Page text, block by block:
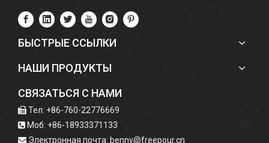
БЫСТРЫЕ ССЫЛКИ
НАШИ ПРОДУКТЫ
СВЯЗАТЬСЯ С НАМИ
 Тел: +86-760-22776669
 Моб: +86-18933371133
 Электронная почта: benny@freepour.cn